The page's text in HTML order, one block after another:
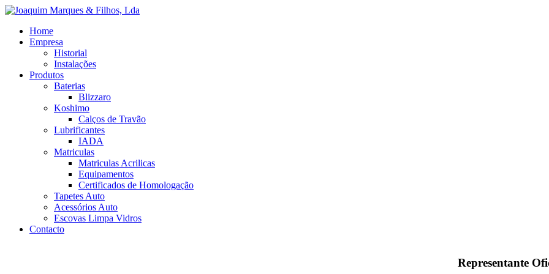
Home
Empresa
Historial
Instalações
Produtos
Baterias
Blizzaro
Koshimo
Calços de Travão
Lubrificantes
IADA
Matriculas
Matriculas Acrilicas
Equipamentos
Certificados de Homologação
Tapetes Auto
Acessórios Auto
Escovas Limpa Vidros
Contacto
Representante